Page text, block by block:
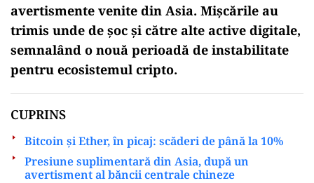
avertismente venite din Asia. Mișcările au
trimis unde de șoc și către alte active digitale,
semnalând o nouă perioadă de instabilitate
pentru ecosistemul cripto.
CUPRINS
Bitcoin și Ether, în picaj: scăderi de până la 10%
Presiune suplimentară din Asia, după un
avertisment al băncii centrale chineze